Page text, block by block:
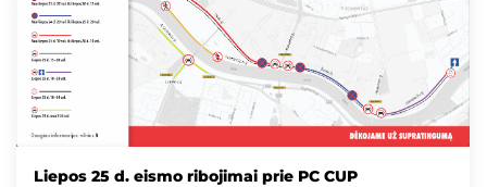
Liepos 25 d. eismo ribojimai prie PC CUP